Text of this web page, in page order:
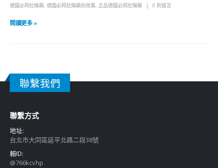
德國必邦壯陽藥, 德國必邦壯陽藥的效果, 正品德國必邦壯陽藥 0 則留言
閱讀更多 »
聯繫我們
聯繫方式
地址:
台北市大同區延平北路二段38號
賴ID:
@766kcvhp